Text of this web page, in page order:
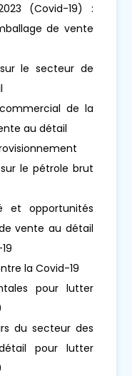
(Covid-19) :
de vente
le secteur de
commercial de la
au détail
sur le pétrole brut
et opportunités
vente au détail
la Covid-19
pour lutter
du secteur des
pour lutter